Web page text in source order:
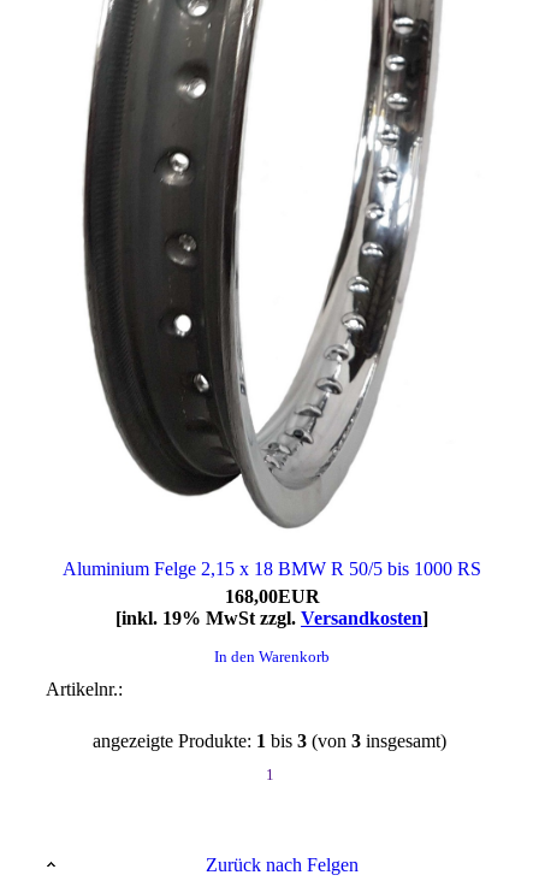
Aluminium Felge 2,15 x 18 BMW R 50/5 bis 1000 RS
168,00EUR
[inkl. 19% MwSt zzgl. Versandkosten]
In den Warenkorb
Artikelnr.:
angezeigte Produkte: 1 bis 3 (von 3 insgesamt)
1
Zurück nach Felgen